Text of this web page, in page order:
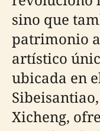
sino que
patrimonio
artístico
ubicada en
Xicheng,